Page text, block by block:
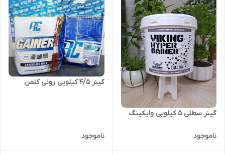
گینر سطلی ۵ کیلویی وایکینگ
ناموجود
گینر ۴/۵ کیلویی رونی کلمن
ناموجود